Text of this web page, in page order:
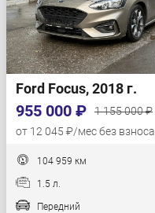
Ford Focus, 2018 г.
955 000 ₽
1 155 000 ₽
от 12 045 ₽/мес без взноса
104 959 км
1.5 л.
Передний